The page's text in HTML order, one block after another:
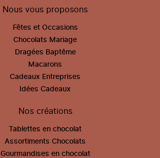
Nous vous proposons
Fêtes et Occasions
Chocolats Mariage
Dragées Baptême
Macarons
Cadeaux Entreprises
Idées Cadeaux
Nos créations
Tablettes en chocolat
Assortiments Chocolats
Gourmandises en chocolat